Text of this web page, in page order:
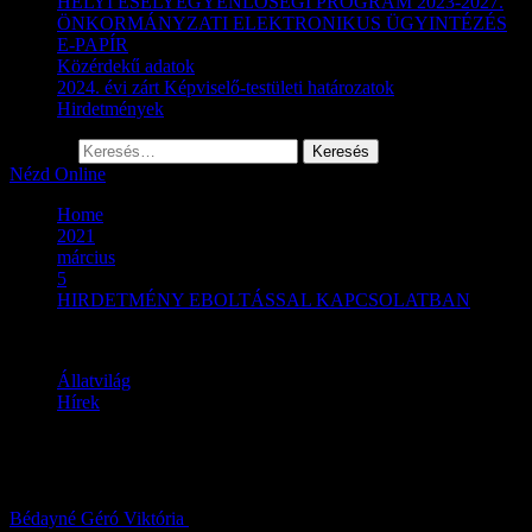
ÖNKORMÁNYZATI ELEKTRONIKUS ÜGYINTÉZÉS
E-PAPÍR
Közérdekű adatok
2024. évi zárt Képviselő-testületi határozatok
Hirdetmények
Nézd Online
Home
2021
március
5
HIRDETMÉNY EBOLTÁSSAL KAPCSOLATBAN
Állatvilág
Hírek
Bédayné Géró Viktória